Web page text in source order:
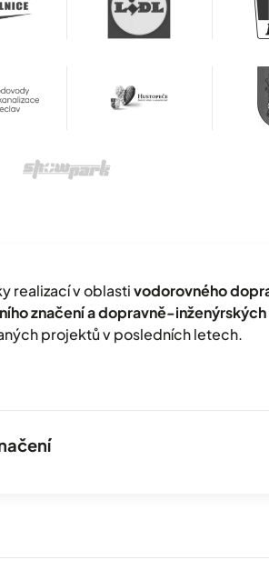
realizací v oblastivodorovného
značení a dopravně-
projektů v posledních letech.